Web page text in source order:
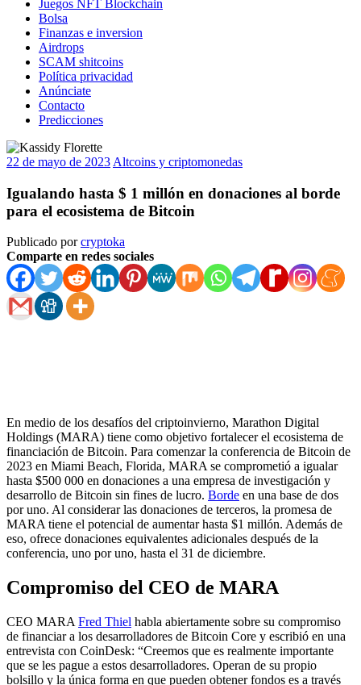
Juegos NFT Blockchain
Bolsa
Finanzas e inversion
Airdrops
SCAM shitcoins
Política privacidad
Anúnciate
Contacto
Predicciones
22 de mayo de 2023 Altcoins y criptomonedas
Igualando hasta $ 1 millón en donaciones al borde
para el ecosistema de Bitcoin
Publicado porcryptoka
Comparte en redes sociales
En medio de los desafíos del criptoinvierno, Marathon Digital
Holdings (MARA) tiene como objetivo fortalecer el ecosistema de
financiación de Bitcoin. Para comenzar la conferencia de Bitcoin de
2023 en Miami Beach, Florida, MARA se comprometió a igualar
hasta $500 000 en donaciones a una empresa de investigación y
desarrollo de Bitcoin sin fines de lucro. Borde en una base de dos
por uno. Al considerar las donaciones de terceros, la promesa de
MARA tiene el potencial de aumentar hasta $1 millón. Además de
eso, ofrece donaciones equivalentes adicionales después de la
conferencia, uno por uno, hasta el 31 de diciembre.
Compromiso del CEO de MARA
CEO MARA Fred Thiel habla abiertamente sobre su compromiso
de financiar a los desarrolladores de Bitcoin Core y escribió en una
entrevista con CoinDesk: “Creemos que es realmente importante
que se les pague a estos desarrolladores. Operan de su propio
bolsillo y la única forma en que pueden obtener fondos es a través